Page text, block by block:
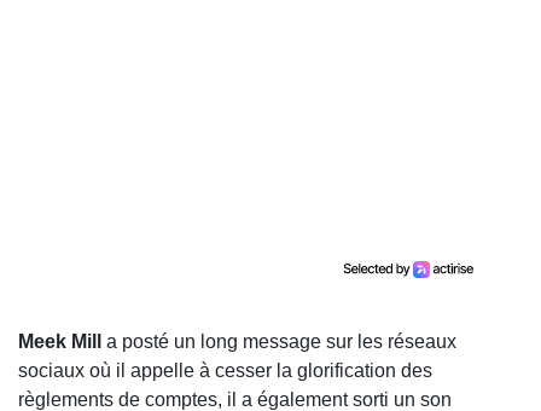
Meek Mill
a posté un long message sur les réseaux
sociaux où il appelle à cesser la glorification des
règlements de comptes, il a également sorti un son